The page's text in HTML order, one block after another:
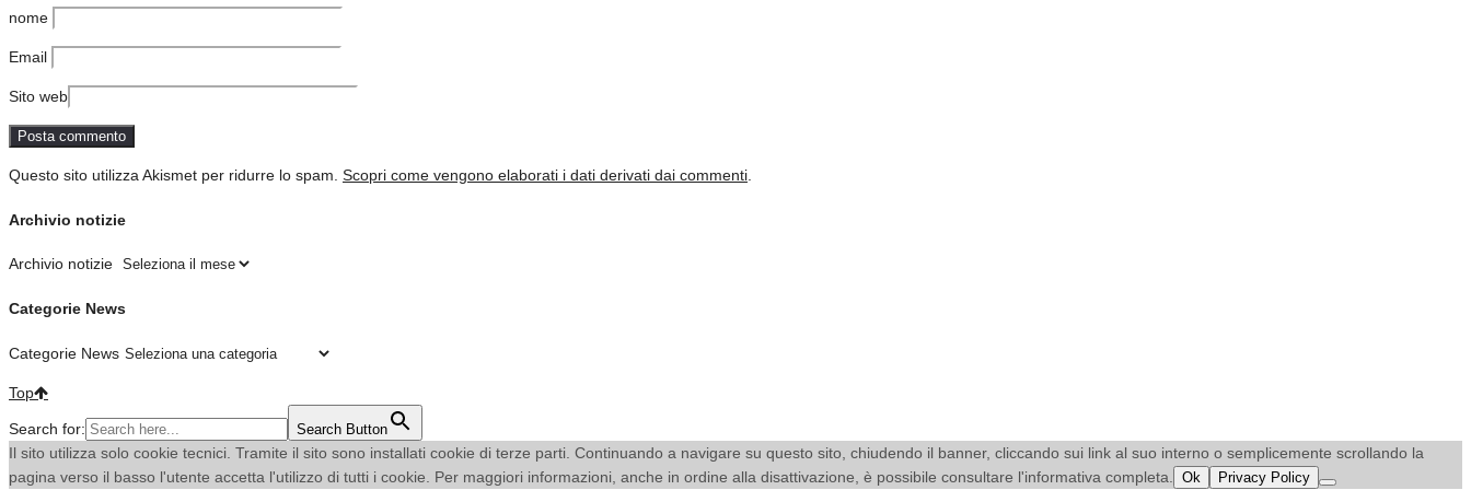
nome
Email
Sito web
Questo sito utilizza Akismet per ridurre lo spam. Scopri come vengono elaborati i dati derivati dai commenti
Archivio notizie
Archivio notizie
Categorie News
Categorie News
Top
Search for: Search Button
Il sito utilizza solo cookie tecnici. Tramite il sito sono installati cookie di terze parti. Continuando a navigare su questo sito, chiudendo il banner, cliccando sui link al suo interno o semplicemente scrollando la
pagina verso il basso l'utente accetta l'utilizzo di tutti i cookie. Per maggiori informazioni, anche in ordine alla disattivazione, è possibile consultare l'informativa completa.
Ok Privacy Policy